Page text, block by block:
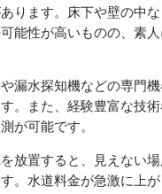
ります。床下や壁の中
能性が高いものの、素
漏水探知機などの専門
。また、経験豊富な技
が可能です。
放置すると、見えない
。水道料金が急激に上